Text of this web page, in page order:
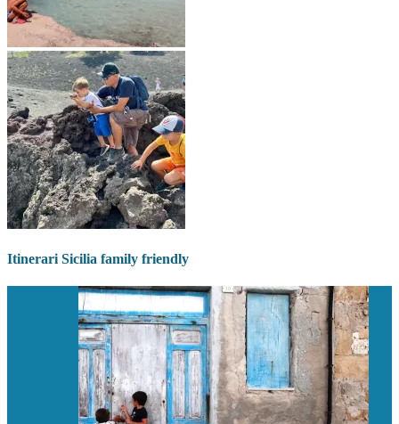
Itinerari Sicilia family friendly